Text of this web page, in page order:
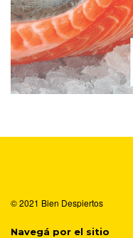
© 2021 Bien Despiertos
Navegá por el sitio